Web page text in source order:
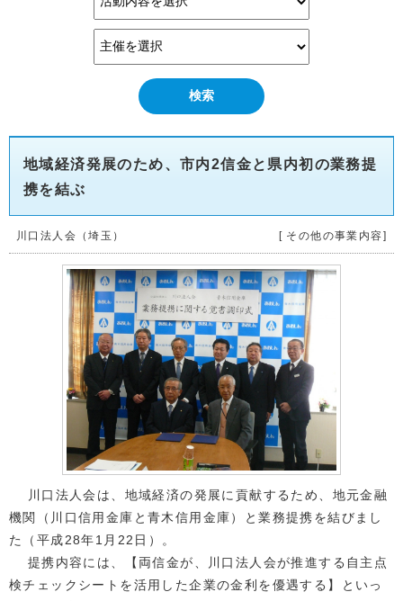
地域経済発展のため、市内2信金と県内初の業務提
携を結ぶ
川口法人会（埼玉） [ その他の事業内容]
川口法人会は、地域経済の発展に貢献するため、地元金融
機関（川口信用金庫と青木信用金庫）と業務提携を結びまし
た（平成28年1月22日）。
提携内容には、【両信金が、川口法人会が推進する自主点
検チェックシートを活用した企業の金利を優遇する】といっ